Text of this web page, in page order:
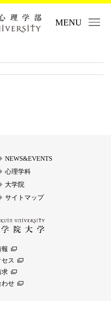
MENU
NEWS&EVENTS
心理学科
大学院
サイトマップ
報
ス
求
わせ